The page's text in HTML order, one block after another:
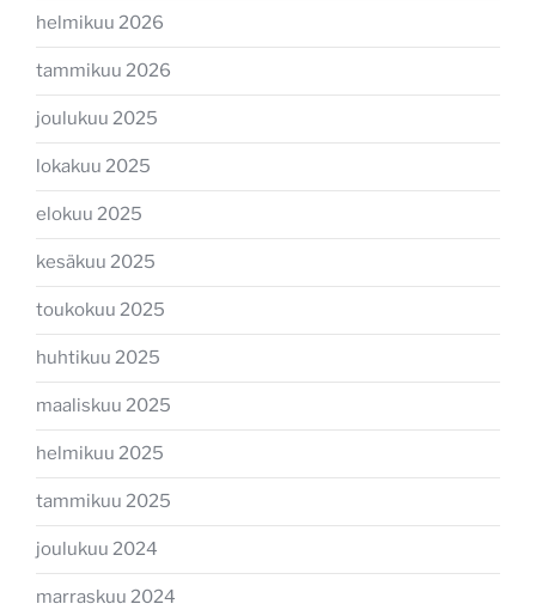
helmikuu 2026
tammikuu 2026
joulukuu 2025
lokakuu 2025
elokuu 2025
kesäkuu 2025
toukokuu 2025
huhtikuu 2025
maaliskuu 2025
helmikuu 2025
tammikuu 2025
joulukuu 2024
marraskuu 2024